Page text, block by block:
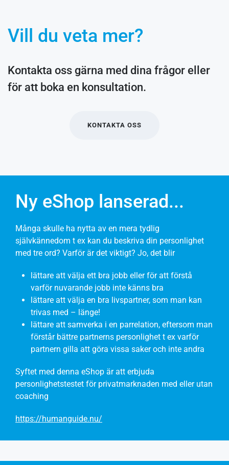
Vill du veta mer?
Kontakta oss gärna med dina frågor eller
för att boka en konsultation.
KONTAKTA OSS
Ny eShop lanserad...
Många skulle ha nytta av en mera tydlig
självkännedom t ex kan du beskriva din personlighet
med tre ord? Varför är det viktigt? Jo, det blir
lättare att välja ett bra jobb eller för att förstå
varför nuvarande jobb inte känns bra
lättare att välja en bra livspartner, som man kan
trivas med – länge!
lättare att samverka i en parrelation, eftersom man
förstår bättre partnerns personlighet t ex varför
partnern gilla att göra vissa saker och inte andra
Syftet med denna eShop är att erbjuda
personlighetstestet för privatmarknaden med eller utan
coaching
https://humanguide.nu/